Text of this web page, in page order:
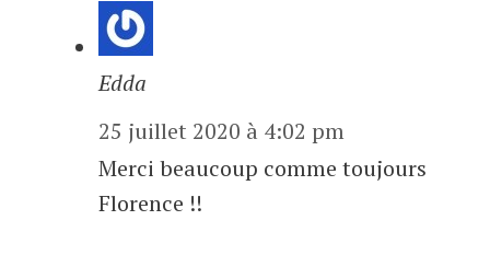
Edda
25 juillet 2020 à 4:02 pm
Merci beaucoup comme toujours
Florence !!